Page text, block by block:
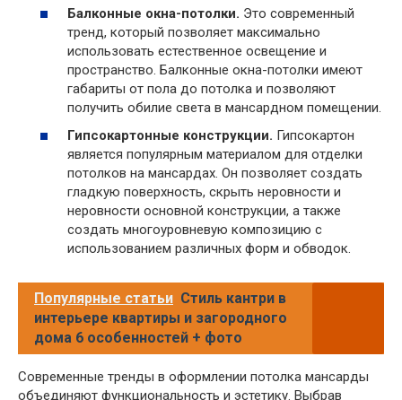
Балконные окна-потолки. Это современный
тренд, который позволяет максимально
использовать естественное освещение и
пространство. Балконные окна-потолки имеют
габариты от пола до потолка и позволяют
получить обилие света в мансардном помещении.
Гипсокартонные конструкции. Гипсокартон
является популярным материалом для отделки
потолков на мансардах. Он позволяет создать
гладкую поверхность, скрыть неровности и
неровности основной конструкции, а также
создать многоуровневую композицию с
использованием различных форм и обводок.
Популярные статьи Стиль кантри в
интерьере квартиры и загородного
дома 6 особенностей + фото
Современные тренды в оформлении потолка мансарды
объединяют функциональность и эстетику. Выбрав